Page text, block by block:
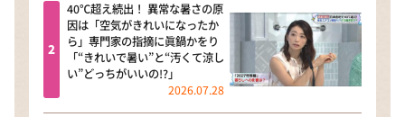
40℃超え続出！ 異常な暑さの原
因は「空気がきれいになったか
ら」専門家の指摘に眞鍋かをり
「“きれいで暑い”と“汚くて涼し
い”どっちがいいの!?」
2026.07.28